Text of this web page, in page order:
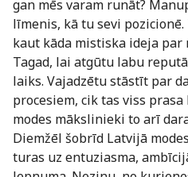
gan mēs varam runāt?
līmenis, kā tu sevi
kaut kāda mistiska ideja par
Tagad, lai atgūtu labu
laiks. Vajadzētu stāstīt par
procesiem, cik tas viss
modes mākslinieki to arī
Diemžēl šobrīd Latvijā
turas uz entuziasma,